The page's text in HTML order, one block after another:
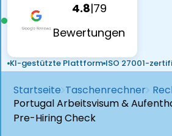
4.8|79
Bewertungen
KI-gestützte Plattform ISO 27001-
Startseite Taschenrechner
Portugal Arbeitsvisum &
Pre-Hiring Check